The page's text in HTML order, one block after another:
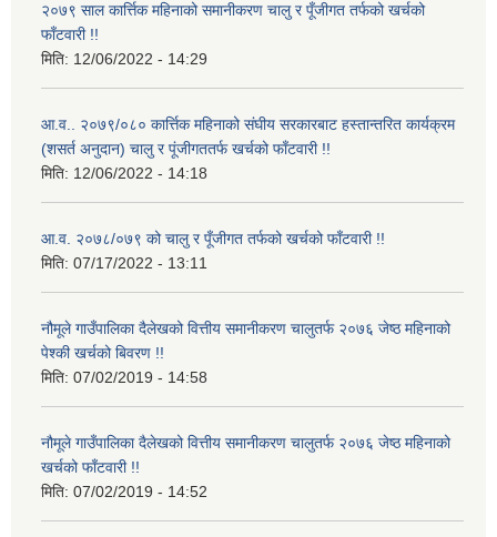
२०७९ साल कार्त्तिक महिनाको समानीकरण चालु र पूँजीगत तर्फको खर्चको
फाँटवारी !!
मिति: 12/06/2022 - 14:29
आ.व.. २०७९/०८० कार्त्तिक महिनाको संघीय सरकारबाट हस्तान्तरित कार्यक्रम
(शसर्त अनुदान) चालु र पूंजीगततर्फ खर्चको फाँटवारी !!
मिति: 12/06/2022 - 14:18
आ.व. २०७८/०७९ को चालु र पूँजीगत तर्फको खर्चको फाँटवारी !!
मिति: 07/17/2022 - 13:11
नौमूले गाउँपालिका दैलेखको वित्तीय समानीकरण चालुतर्फ २०७६ जेष्ठ महिनाको
पेश्की खर्चको बिवरण !!
मिति: 07/02/2019 - 14:58
नौमूले गाउँपालिका दैलेखको वित्तीय समानीकरण चालुतर्फ २०७६ जेष्ठ महिनाको
खर्चको फाँटवारी !!
मिति: 07/02/2019 - 14:52